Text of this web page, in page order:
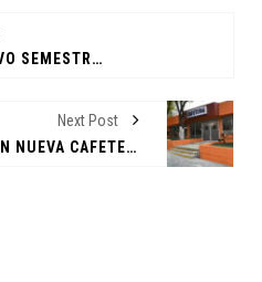
ARRANCA NUEVO SEMESTRE EN LA FCC DE LA UANL
Next Post
INAUGURAN NUEVA CAFETERÍA EN LA FCC